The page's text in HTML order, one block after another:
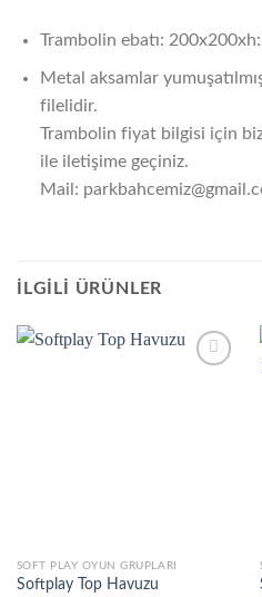
Trambolin ebatı:
Metal aksamlar
filelidir.
Trambolin fiyat bilgisi için
ile iletişime geçiniz.
Mail:
İLGILI ÜRÜNLER
SOFT PLAY OYUN GRUPLARI
Softplay Top Havuzu